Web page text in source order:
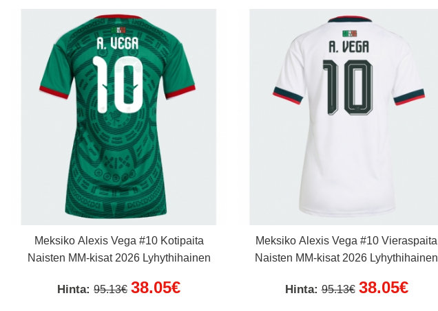
Meksiko Alexis Vega #10 Kotipaita
Naisten MM-kisat 2026 Lyhythihainen
Hinta:95.13€ 38.05€
Meksiko Alexis Vega #10 Vieraspaita
Naisten MM-kisat 2026 Lyhythihainen
Hinta:95.13€ 38.05€